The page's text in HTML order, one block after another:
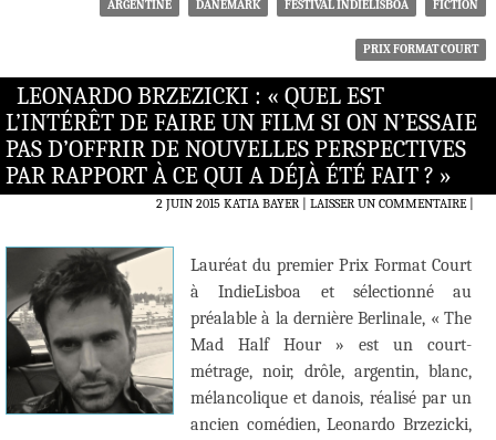
ARGENTINE DANEMARK FESTIVAL INDIELISBOA FICTION
PRIX FORMAT COURT
LEONARDO BRZEZICKI : « QUEL EST
L’INTÉRÊT DE FAIRE UN FILM SI ON N’ESSAIE
PAS D’OFFRIR DE NOUVELLES PERSPECTIVES
PAR RAPPORT À CE QUI A DÉJÀ ÉTÉ FAIT ? »
2 JUIN 2015 KATIA BAYER LAISSER UN COMMENTAIRE|
Lauréat du premier Prix Format Court
à IndieLisboa et sélectionné au
préalable à la dernière Berlinale, « The
Mad Half Hour » est un court-
métrage, noir, drôle, argentin, blanc,
mélancolique et danois, réalisé par un
ancien comédien, Leonardo Brzezicki,